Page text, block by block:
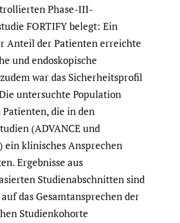
Phase-III-
FORTIFY belegt: Ein
Anteil der Patienten erreichte
und endoskopische
war das Sicherheitsprofil
untersuchte Population
Patienten, die in den
(ADVANCE und
ein klinisches Ansprechen
Ergebnisse aus
Studienabschnitten sind
das Gesamtansprechen der
Studienkohorte